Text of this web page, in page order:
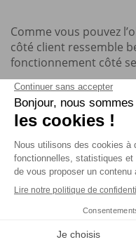
Comme vous pouvez
côté client ressemble
fonctionnement côté
Il est possible de
requête (avant son
réception) sur les
est identique aux
Il faut seulement
et
Les étapes WriteToTable